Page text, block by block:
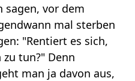
sagen, vor dem
mal sterben
"Rentiert es sich,
tun?" Denn
man ja davon aus,